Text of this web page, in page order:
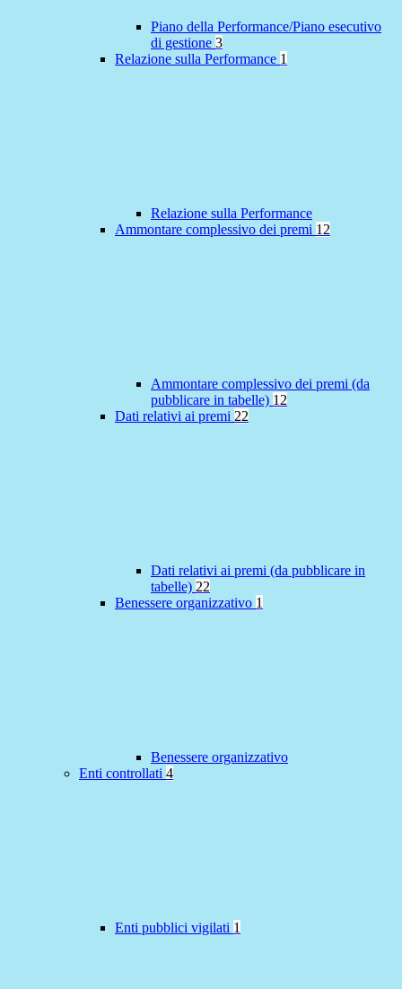
Piano della Performance/Piano esecutivo
di gestione 3
Relazione sulla Performance 1
Relazione sulla Performance
Ammontare complessivo dei premi 12
Ammontare complessivo dei premi (da
pubblicare in tabelle) 12
Dati relativi ai premi 22
Dati relativi ai premi (da pubblicare in
tabelle) 22
Benessere organizzativo 1
Benessere organizzativo
Enti controllati 4
Enti pubblici vigilati 1